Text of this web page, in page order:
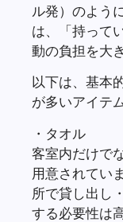
ル発）のよう
は、「持って
動の負担を大
以下は、基本
が多いアイテ
・タオル
客室内だけで
用意されてい
所で貸し出し
する必要性は